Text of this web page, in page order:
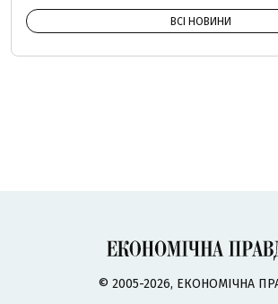
ВСІ НОВИНИ
© 2005-2026, ЕКОНОМІЧНА